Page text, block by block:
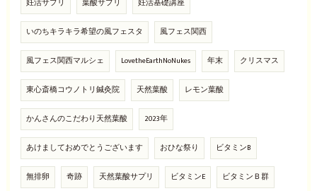
妊活サプリ 葉酸サプリ 妊活基礎講座
いのちキラキラ希望の風フェスタ 風フェス関西
風フェス関西マルシェ LovetheEarthNoNukes 年末 クリスマス
東心斎橋コウノトリ鍼灸院 天然葉酸 レモン葉酸
かんさんのこだわり天然葉酸 2023年
あけましておめでとうございます おひな祭り ビタミンB
無排卵 奇跡 天然葉酸サプリ ビタミンE ビタミンＢ群